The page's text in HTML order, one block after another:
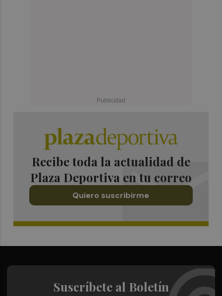
Recibe toda la actualidad de
Plaza Deportiva en tu correo
Quiero suscribirme
Suscríbete al Boletín